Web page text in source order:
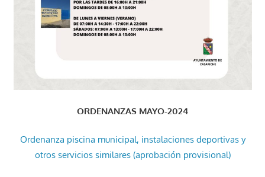
ORDENANZAS MAYO-2024
Ordenanza piscina municipal, instalaciones deportivas y
otros servicios similares (aprobación provisional)